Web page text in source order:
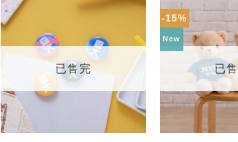
「願
望輕
已售完
-15%
New
已